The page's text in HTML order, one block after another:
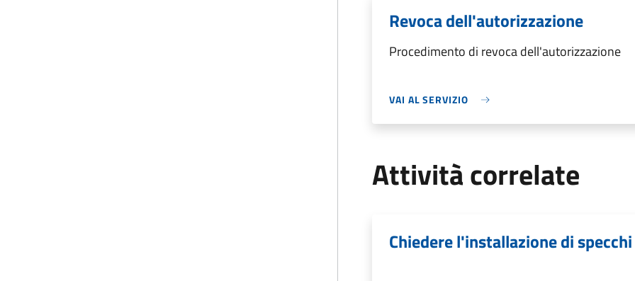
Revoca dell'autorizzazione
Procedimento di revoca dell'autorizzazione
VAI AL SERVIZIO
Attività correlate
Chiedere l'installazione di